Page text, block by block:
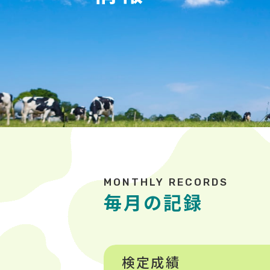
毎月の記録
検定成績